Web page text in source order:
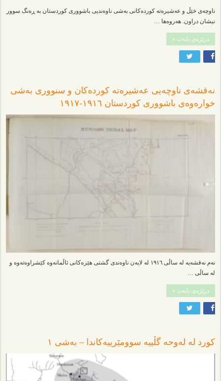
ناوچەی خێڵ و عەشیرەتە کوردەکانی بەشی ناوەندیی باشووری کوردستان بە ڕەنگ سوور
نیشان دراون. هەروەها …
درێژەی بابەت »
نەقشەی ناوچەیی عەشیرەتە کوردەکان و سنووری بەشی
خوارەوەی باشووری کوردستان ١٩١٦-١٩١٧
نەم نەقشەیە لە ساڵی ١٩١٦ لە لایەن ناوەندی گشتی هێزەکانی ئاڵمانەوە کێشراوەتەوە و
لە ساڵی …
درێژەی بابەت »
کورد لە لەوحە گڵییە سوومێرییەکاندا – بەشی ١